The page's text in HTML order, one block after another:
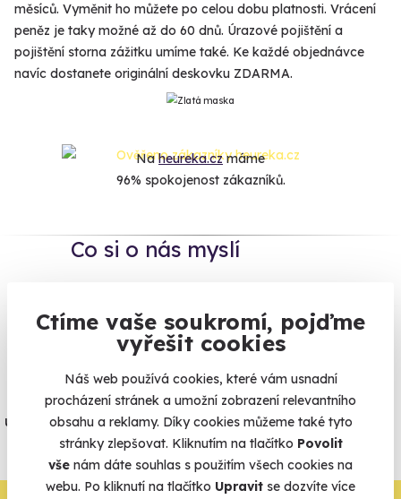
Ctíme vaše soukromí, pojďme
vyřešit cookies
Náš web používá cookies, které vám usnadní
procházení stránek a umožní zobrazení relevantního
obsahu a reklamy. Díky cookies můžeme také tyto
stránky zlepšovat. Kliknutím na tlačítko Povolit
vše nám dáte souhlas s použitím všech cookies na
webu. Po kliknutí na tlačítko Upravit se dozvíte více
měsíců. Vyměnit ho můžete po celou dobu platnosti. Vrácení
peněz je taky možné až do 60 dnů. Úrazové pojištění a
pojištění storna zážitku umíme také. Ke každé objednávce
navíc dostanete originální deskovku ZDARMA.
Naheureka.czmáme
96% spokojenost zákazníků.
Co si o nás myslí
Vše umíme pojistit
Jeden nikdy neví. Máme nejvyšší
úrazové pojištění z nabídky zážitkových
agentur.
Vše o pojištění